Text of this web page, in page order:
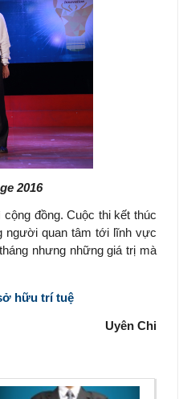
2016
đồng. Cuộc thi kết thúc
người quan tâm tới lĩnh vực
nhưng những giá trị mà
hữu trí tuệ
Uyên Chi